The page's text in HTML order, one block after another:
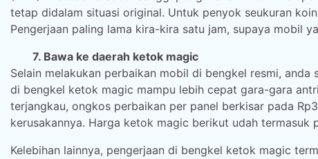
tetap didalam situasi original. Untuk penyok seukuran
Pengerjaan paling lama kira-kira satu jam, supaya mobil
7. Bawa ke daerah ketok magic
Selain melakukan perbaikan mobil di bengkel resmi,
di bengkel ketok magic mampu lebih cepat gara-gara
terjangkau, ongkos perbaikan per panel berkisar pada
kerusakannya. Harga ketok magic berikut udah termasuk
Kelebihan lainnya, pengerjaan di bengkel ketok magic